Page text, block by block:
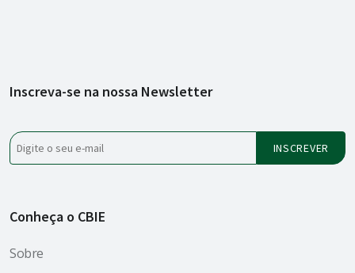
Inscreva-se na nossa Newsletter
Conheça o CBIE
Sobre